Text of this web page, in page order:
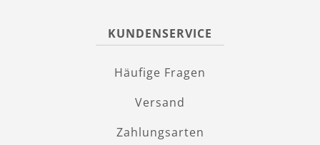
KUNDENSERVICE
Häufige Fragen
Versand
Zahlungsarten